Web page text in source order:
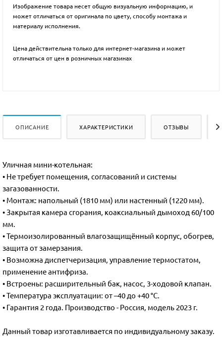
Изображение товара несет общую визуальную информацию, и
может отличаться от оригинала по цвету, способу монтажа и
материалу исполнения.
Цена действительна только для интернет-магазина и может
отличаться от цен в розничных магазинах
ОПИСАНИЕ ХАРАКТЕРИСТИКИ ОТЗЫВЫ
Уличная мини-котельная:
• Не требует помещения, согласований и системы
загазованности.
• Монтаж: напольный (1810 мм) или настенный (1220 мм).
• Закрытая камера сгорания, коаксиальный дымоход 60/100
мм.
• Термоизолированный влагозащищённый корпус, обогрев,
защита от замерзания.
• Возможна диспетчеризация, управление термостатом,
применение антифриза.
• Встроены: расширительный бак, насос, 3-ходовой клапан.
• Температура эксплуатации: от –40 до +40 °C.
• Гарантия 2 года. Производство - Россия, модель 2023 г.
Данный товар изготавливается по индивидуальному заказу.